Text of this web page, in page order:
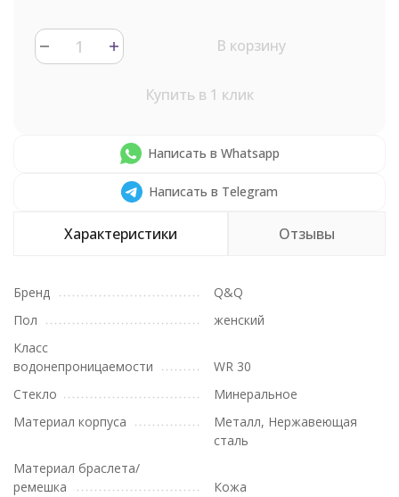
В корзину
Купить в 1 клик
Написать в Whatsapp
Написать в Telegram
Характеристики Отзывы
Бренд
Q&Q
Пол
женский
Класс
водонепроницаемости
WR 30
Стекло
Минеральное
Материал корпуса
Металл, Нержавеющая
сталь
Материал браслета/
ремешка
Кожа